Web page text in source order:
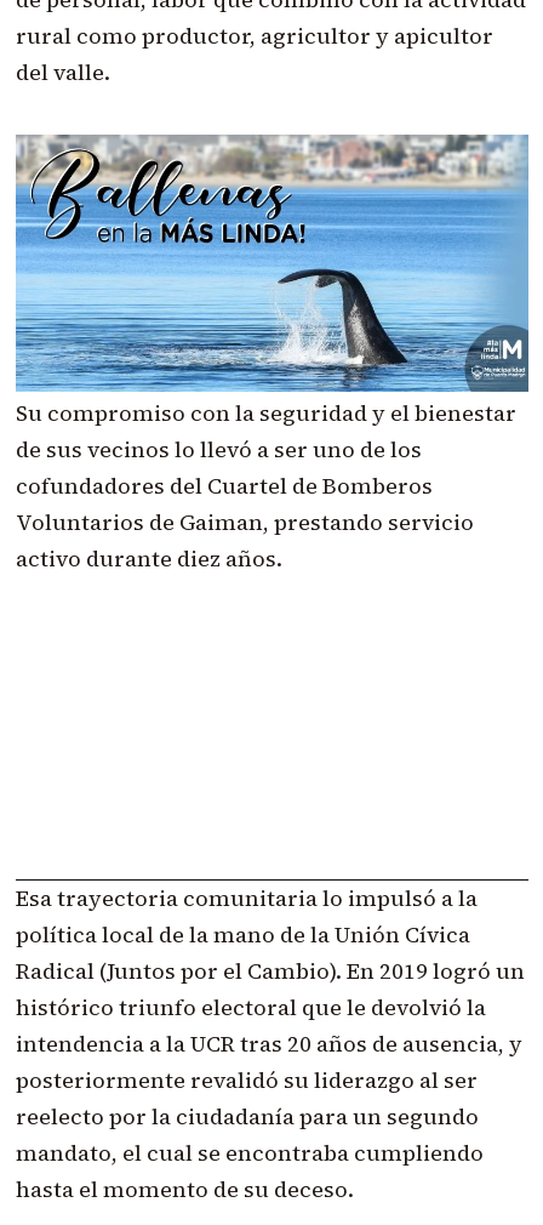
rural como productor, agricultor y apicultor
del valle.
Su compromiso con la seguridad y el bienestar
de sus vecinos lo llevó a ser uno de los
cofundadores del Cuartel de Bomberos
Voluntarios de Gaiman, prestando servicio
activo durante diez años.
Esa trayectoria comunitaria lo impulsó a la
política local de la mano de la Unión Cívica
Radical (Juntos por el Cambio). En 2019 logró un
histórico triunfo electoral que le devolvió la
intendencia a la UCR tras 20 años de ausencia, y
posteriormente revalidó su liderazgo al ser
reelecto por la ciudadanía para un segundo
mandato, el cual se encontraba cumpliendo
hasta el momento de su deceso.